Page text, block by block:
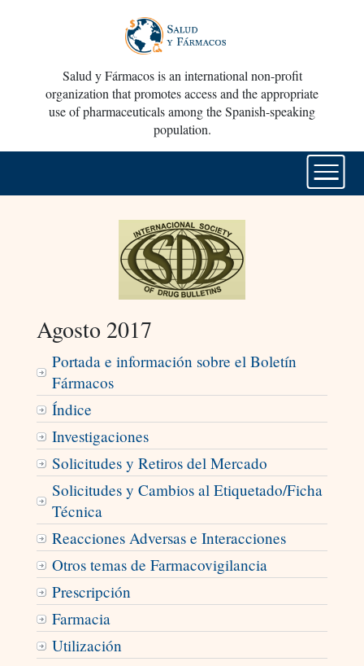
Salud y Fármacos is an international non-profit
organization that promotes access and the appropriate
use of pharmaceuticals among the Spanish-speaking
population.
Agosto 2017
Portada e información sobre el Boletín
Fármacos
Índice
Investigaciones
Solicitudes y Retiros del Mercado
Solicitudes y Cambios al Etiquetado/Ficha
Técnica
Reacciones Adversas e Interacciones
Otros temas de Farmacovigilancia
Prescripción
Farmacia
Utilización